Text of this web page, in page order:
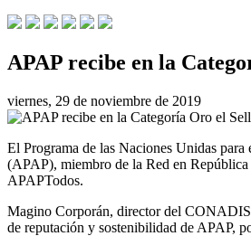
APAP recibe en la
viernes, 29 de noviembre de 2019
El Programa de las Naciones Unidas
(APAP), miembro de la Red en
APAPTodos.
Magino Corporán, director del
de reputación y sostenibilidad de APAP,